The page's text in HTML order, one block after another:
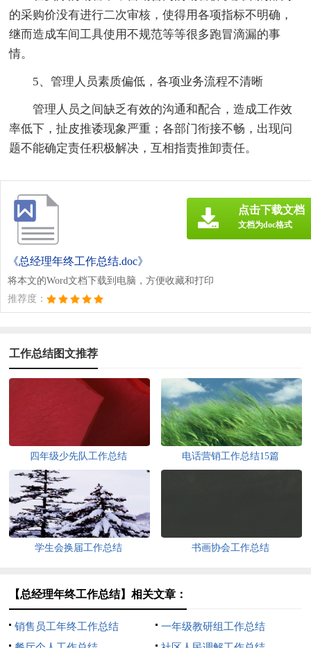
的采购价没有进行二次审核，使得用各项指标不明确，
继而造成车间工具使用不规范等等很多跑冒滴漏的事
情。
5、管理人员素质偏低，各项业务流程不清晰
管理人员之间缺乏有效的沟通和配合，造成工作效
率低下，扯皮推诿现象严重；各部门衔接不畅，出现问
题不能确定责任积极解决，互相指责推卸责任。
《总经理年终工作总结.doc》
将本文的Word文档下载到电脑，方便收藏和打印
推荐度：
点击下载文档
文档为doc格式
工作总结图文推荐
四年级少先队工作总结 电话营销工作总结15篇
学生会换届工作总结 书画协会工作总结
【总经理年终工作总结】相关文章：
销售员工年终工作总结
一年级教研组工作总结